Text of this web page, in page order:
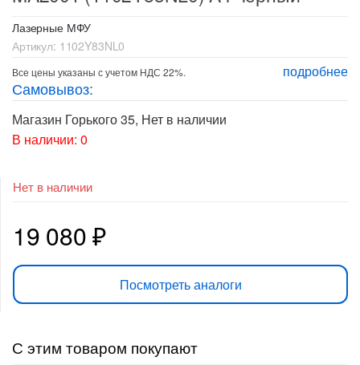
Лазерные МФУ
Артикул: 1102Y83NL0
подробнее
Все цены указаны с учетом НДС 22%.
Самовывоз:
Магазин Горького 35, Нет в наличии
В наличии: 0
Нет в наличии
19 080₽
Посмотреть аналоги
С этим товаром покупают